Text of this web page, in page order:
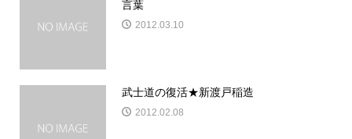
言葉
2012.03.10
武士道の復活★新渡戸稲造
2012.02.08